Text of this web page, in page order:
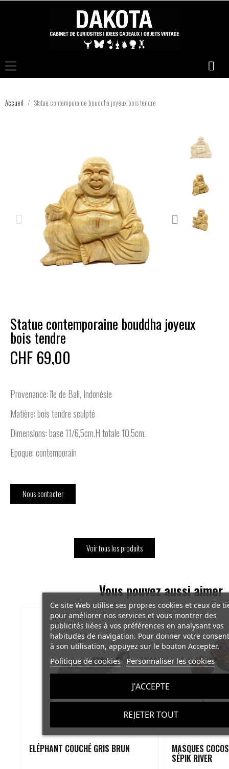
Accueil Statue contemporaine bouddha joyeux bois tendre
Statue contemporaine bouddha joyeux
bois tendre
CHF 69,00
Provenance: île de Bali, Indonésie
Matière: bois tendre sculpté
Dimensions: base 11/6,5cm.H totale 10,5cm.
Epoque: contemporain
Nous contacter
Voir tous les produits
Vous pouvez aussi aimer
ELÉPHANT COUCHÉ GRIS BRUN MASQUES
SÉPIK RIVER
Ce site Web utilise ses propres cookies et ceux de
pour améliorer nos services et vous montrer des
publicités liées à vos préférences en analysant vos
habitudes de navigation. Pour donner votre
à son utilisation, appuyez sur le bouton Accepter.
Politique de cookies Personnaliser les cookies
REJETER TOUT
J'ACCEPTE